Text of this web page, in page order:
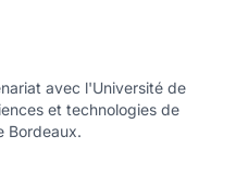
avec l'Université de
et technologies de
Bordeaux.